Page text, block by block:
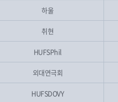
하울
취현
HUFSPhil
외대연극회
HUFSDOVY